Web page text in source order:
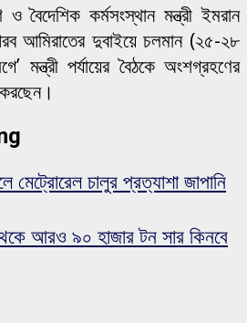
বৈদেশিক কর্মসংস্থান মন্ত্রী ইমরান
দুবাইয়ে চলমান (২৫-২৮
মন্ত্রী পর্যায়ের বৈঠকে অংশগ্রহণের
মেট্রোরেল চালুর প্রত্যাশা জাপানি
আরও ৯০ হাজার টন সার কিনবে